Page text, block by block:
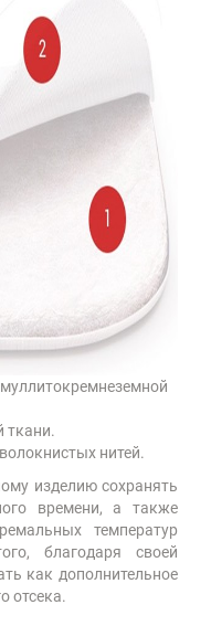
ткани.
нитей.
изделию сохранять
времени, а также
температур
благодаря своей
как дополнительное
отсека.